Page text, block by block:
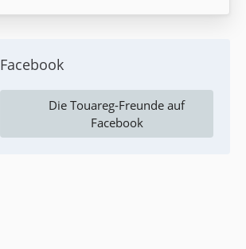
Facebook
Die Touareg-Freunde auf
Facebook